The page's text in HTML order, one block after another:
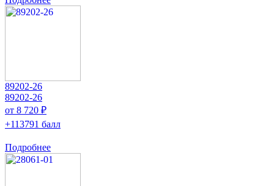
89202-26
89202-26
от 8 720 ₽
+113791 балл
Подробнее